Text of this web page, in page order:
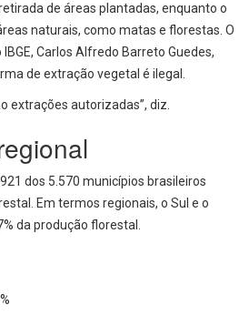
de áreas plantadas, enquanto o
naturais, como matas e florestas. O
Carlos Alfredo Barreto Guedes,
de extração vegetal é ilegal.
extrações autorizadas”, diz.
dos 5.570 municípios brasileiros
Em termos regionais, o Sul e o
da produção florestal.